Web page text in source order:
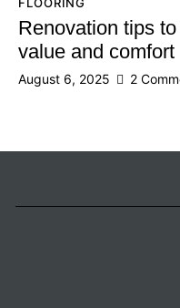
Renovation tips
value and comfort
August 6, 2025 2